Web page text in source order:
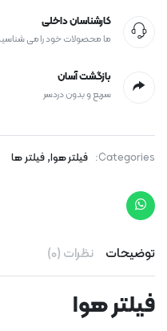
کارشناسان داخلی
ما محصولات خود را می
بازگشت آسان
سریع و بدون دردسر
Categories: فیلتر هوا,فیلتر ها
توضیحات نظرات (0)
فیلتر هوا